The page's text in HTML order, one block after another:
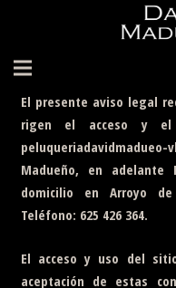
Inicio
El Peluquero
Cortes Personalizados
El presente aviso legal
rigen el acceso y
peluqueriadavidmadueo-
Madueño, en adelante
domicilio en Arroyo
Teléfono: 625 426 364.
El acceso y uso del
aceptación de estas